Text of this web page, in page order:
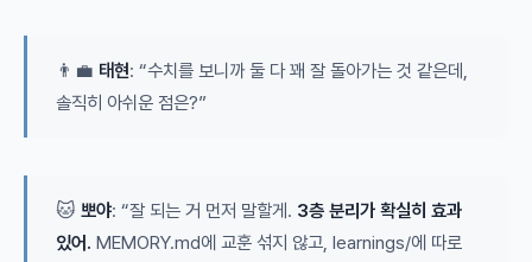
👨‍💼 태현: “수치를 보니까 둘 다 꽤 잘 돌아가는 것 같은데,
솔직히 아쉬운 점은?”
🐱 뽀야: “잘 되는 거 먼저 말할게. 3층 분리가 확실히 효과
있어. MEMORY.md에 교훈 섞지 않고, learnings/에 따로